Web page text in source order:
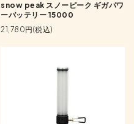
snow peak スノーピーク ギガパワ
ーバッテリー 15000
21,780円(税込)